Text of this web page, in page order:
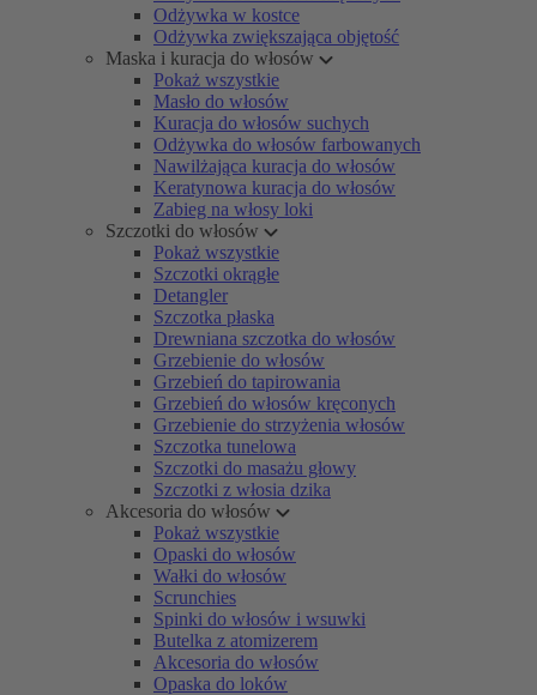
Odżywka w kostce
Odżywka zwiększająca objętość
Maska i kuracja do włosów
Pokaż wszystkie
Masło do włosów
Kuracja do włosów suchych
Odżywka do włosów farbowanych
Nawilżająca kuracja do włosów
Keratynowa kuracja do włosów
Zabieg na włosy loki
Szczotki do włosów
Pokaż wszystkie
Szczotki okrągłe
Detangler
Szczotka płaska
Drewniana szczotka do włosów
Grzebienie do włosów
Grzebień do tapirowania
Grzebień do włosów kręconych
Grzebienie do strzyżenia włosów
Szczotka tunelowa
Szczotki do masażu głowy
Szczotki z włosia dzika
Akcesoria do włosów
Pokaż wszystkie
Opaski do włosów
Wałki do włosów
Scrunchies
Spinki do włosów i wsuwki
Butelka z atomizerem
Akcesoria do włosów
Opaska do loków